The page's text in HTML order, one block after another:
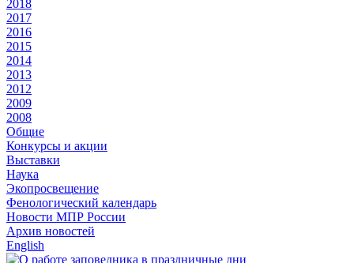
2018
2017
2016
2015
2014
2013
2012
2009
2008
Общие
Конкурсы и акции
Выставки
Наука
Экопросвещение
Фенологический календарь
Новости МПР России
Архив новостей
English